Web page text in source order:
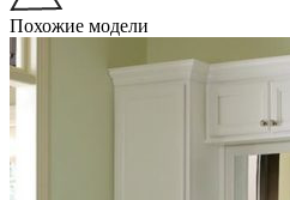
Похожие модели